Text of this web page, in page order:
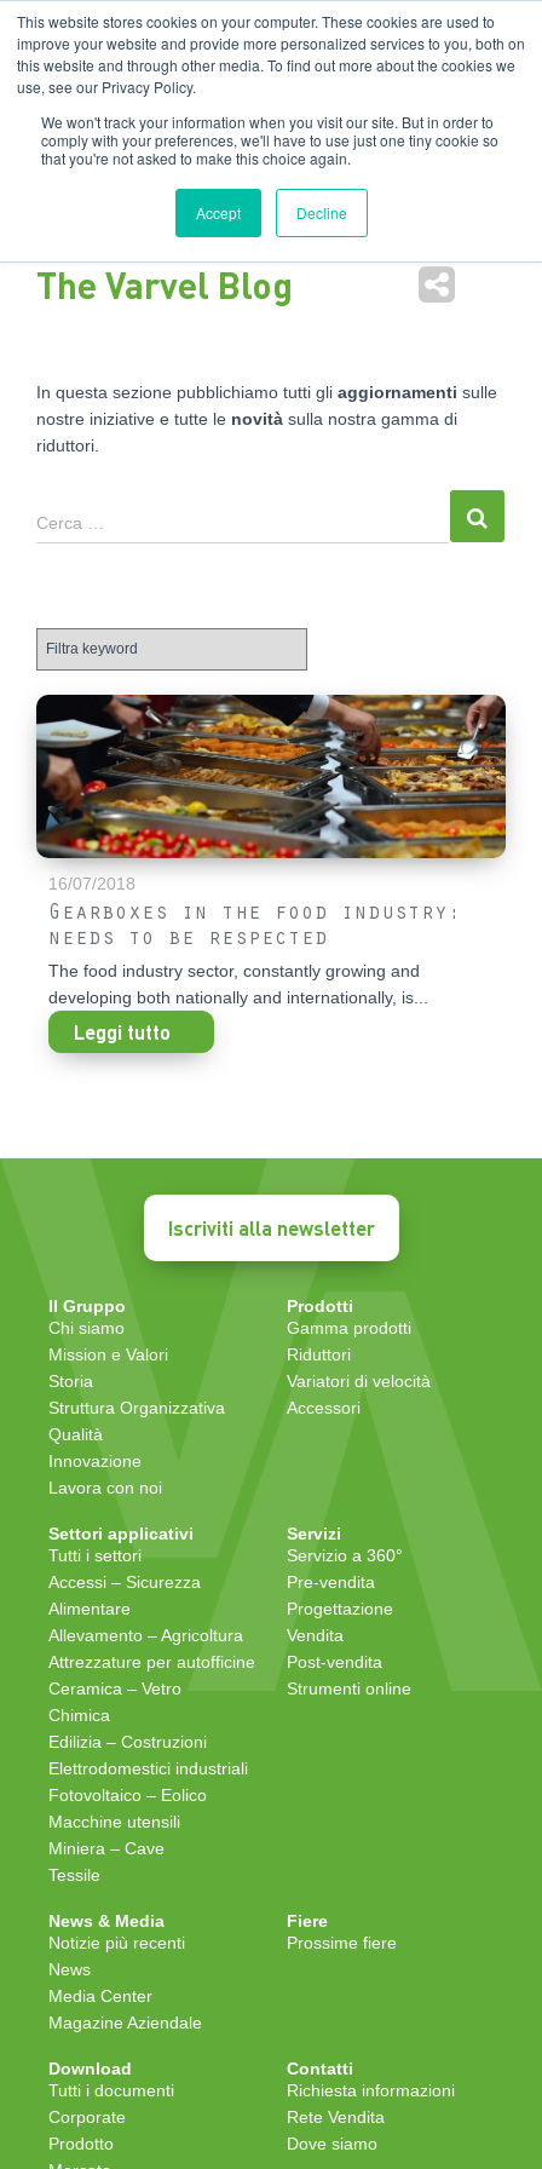
This website stores cookies on your computer. These cookies are used to
improve your website and provide more personalized services to you, both on
this website and through other media. To find out more about the cookies we
use, see our Privacy Policy.
We won't track your information when you visit our site. But in order to
comply with your preferences, we'll have to use just one tiny cookie so
that you're not asked to make this choice again.
Accept Decline
Filiali: India USA EN IT
The Varvel Blog
In questa sezione pubblichiamo tutti gli aggiornamenti sulle
nostre iniziative e tutte le novità sulla nostra gamma di
riduttori.
Cerca …
16/07/2018
Gearboxes in the food industry:
needs to be respected
The food industry sector, constantly growing and
developing both nationally and internationally, is...
Leggi tutto
Iscriviti alla newsletter
Il Gruppo
Chi siamo
Mission e Valori
Storia
Struttura Organizzativa
Qualità
Innovazione
Lavora con noi
Prodotti
Gamma prodotti
Riduttori
Variatori di velocità
Accessori
Settori applicativi
Tutti i settori
Accessi – Sicurezza
Alimentare
Allevamento – Agricoltura
Attrezzature per autofficine
Ceramica – Vetro
Chimica
Edilizia – Costruzioni
Elettrodomestici industriali
Fotovoltaico – Eolico
Macchine utensili
Miniera – Cave
Tessile
Servizi
Servizio a 360°
Pre-vendita
Progettazione
Vendita
Post-vendita
Strumenti online
News & Media
Notizie più recenti
News
Media Center
Magazine Aziendale
Fiere
Prossime fiere
Download
Tutti i documenti
Corporate
Prodotto
Contatti
Richiesta informazioni
Rete Vendita
Dove siamo